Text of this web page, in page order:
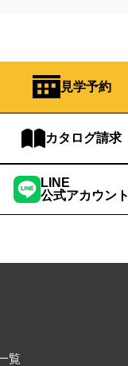
見学予約
カタログ請求
LINE
公式アカウント
覧